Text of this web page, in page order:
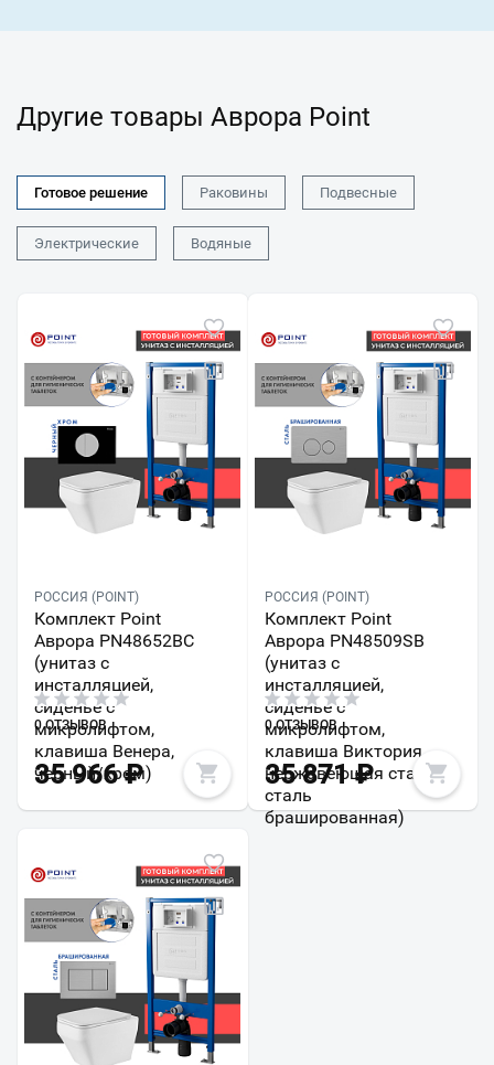
Другие товары Аврора Point
Готовое решение Раковины Подвесные
Электрические Водяные
РОССИЯ (POINT)
Комплект Point
Аврора PN48652BC
(унитаз с
инсталляцией,
сиденье с
микролифтом,
клавиша Венера,
черный/хром)
0 ОТЗЫВОВ
35 966₽
РОССИЯ (POINT)
Комплект Point
Аврора PN48509SB
(унитаз с
инсталляцией,
сиденье с
микролифтом,
клавиша Виктория,
нержавеющая сталь,
сталь
брашированная)
0 ОТЗЫВОВ
35 871₽